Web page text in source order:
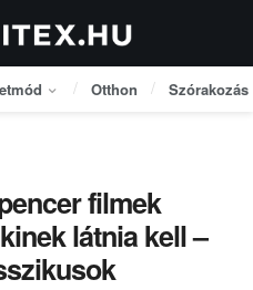
Otthon Szórakozás
filmek
látnia kell –